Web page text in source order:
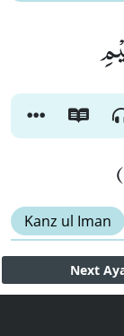
Kanz ul Iman
Next